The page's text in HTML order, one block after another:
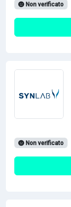
Non verificato
Non verificato